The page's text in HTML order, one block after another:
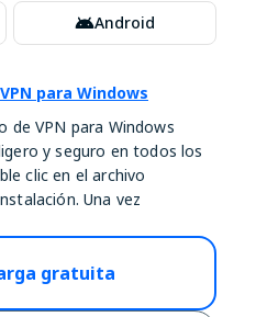
Android
VPN para Windows
VPN para Windows
y seguro en todos los
clic en el archivo
Una vez
gratuita